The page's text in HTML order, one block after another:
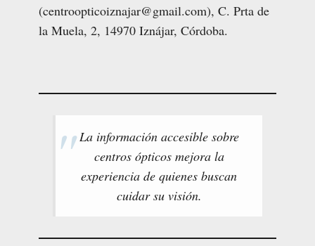
(centroopticoiznajar@gmail.com), C. Prta de
la Muela, 2, 14970 Iznájar, Córdoba.
La información accesible sobre
centros ópticos mejora la
experiencia de quienes buscan
cuidar su visión.